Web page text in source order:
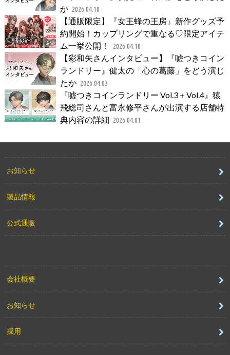
か 2026.04.10
【通販限定】『女王蜂の王房』新作グッズ予
約開始！カップリングで重なる♡限定アイテ
ム一挙公開！
2026.04.10
【彩和矢さんインタビュー】『嘘つきコイン
ランドリー』健太の「心の葛藤」をどう演じ
たか 2026.04.03
『嘘つきコインランドリー Vol.3＋Vol.4』猿
飛総司さんと富永修平さんが出演する店舗特
典内容の詳細 2026.04.01
お知らせ
製品情報
公式通販
会社概要
お知らせ
採用